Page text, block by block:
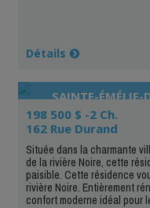
Détails
SAINTE-ÉMÉLIE-
198 500 $ -2 Ch.
162 Rue Durand
Située dans la charmante
de la rivière Noire, cette
paisible. Cette résidence
rivière Noire. Entièrement
confort moderne idéal pour